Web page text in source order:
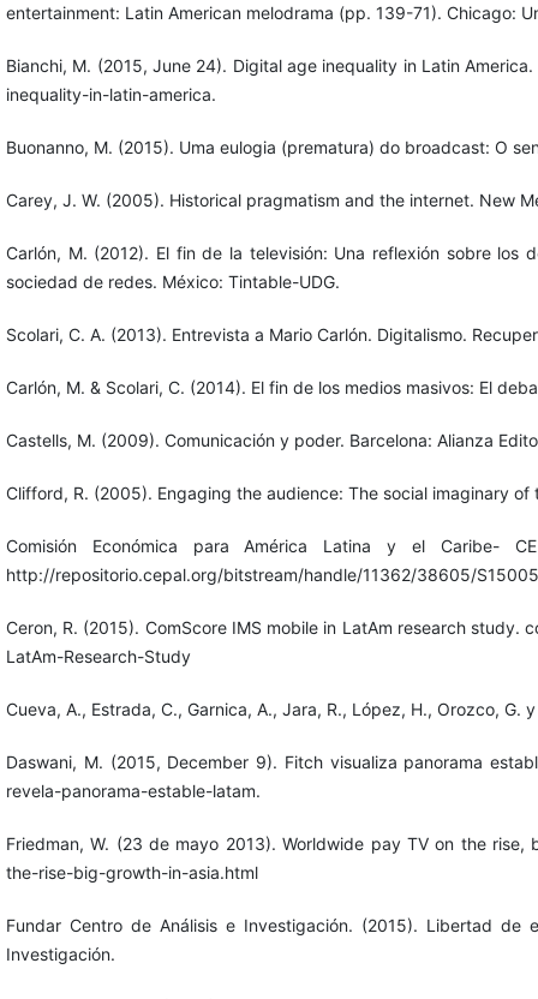
entertainment: Latin American melodrama (pp. 139-71). Chicago:
Bianchi, M. (2015, June 24). Digital age inequality in Latin
inequality-in-latin-america.
Buonanno, M. (2015). Uma eulogia (prematura) do broadcast: O
Carey, J. W. (2005). Historical pragmatism and the internet. New
Carlón, M. (2012). El fin de la televisión: Una reflexión sobre los
sociedad de redes. México: Tintable-UDG.
Scolari, C. A. (2013). Entrevista a Mario Carlón. Digitalismo.
Carlón, M. & Scolari, C. (2014). El fin de los medios masivos: El
Castells, M. (2009). Comunicación y poder. Barcelona: Alianza
Clifford, R. (2005). Engaging the audience: The social imaginary
Comisión Económica para América Latina y el Caribe-
http://repositorio.cepal.org/bitstream/handle/11362/38605/
Ceron, R. (2015). ComScore IMS mobile in LatAm research
LatAm-Research-Study
Cueva, A., Estrada, C., Garnica, A., Jara, R., López, H., Orozco,
Daswani, M. (2015, December 9). Fitch visualiza panorama
revela-panorama-estable-latam.
Friedman, W. (23 de mayo 2013). Worldwide pay TV on the
the-rise-big-growth-in-asia.html
Fundar Centro de Análisis e Investigación. (2015). Libertad
Investigación.